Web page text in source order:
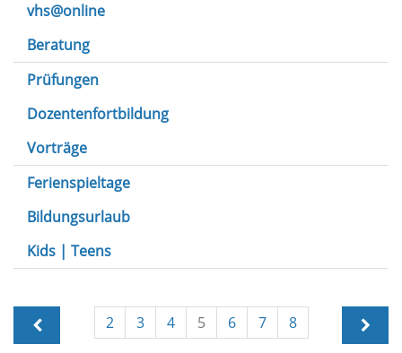
vhs@online
Beratung
Prüfungen
Dozentenfortbildung
Vorträge
Ferienspieltage
Bildungsurlaub
Kids | Teens
2 3 4 5 6 7 8